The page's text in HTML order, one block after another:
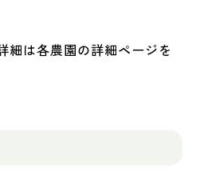
細は各農園の詳細ページを